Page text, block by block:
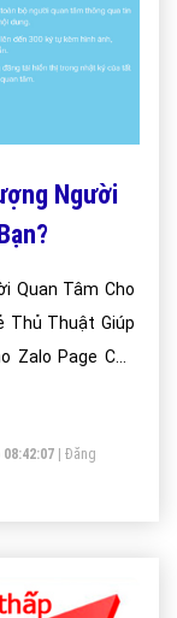
Người
Quan Tâm Cho
Thủ Thuật Giúp
Zalo Page Của
Đăng